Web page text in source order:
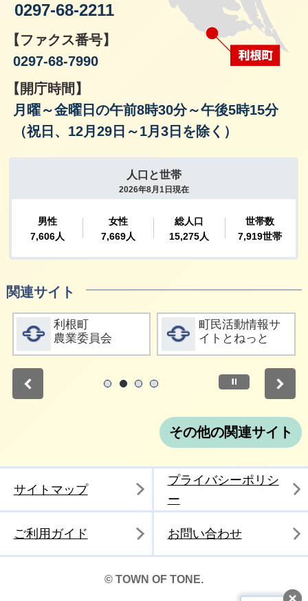
0297-68-2211
【ファクス番号】
0297-68-7990
【開庁時間】
月曜～金曜日の午前8時30分～午後5時15分
（祝日、12月29日～1月3日を除く）
関連サイト
詳細をみる
利根町
農業委員会
詳細をみる
町民活動情報サ
イトとねっと
停止
その他の関連サイト
サイトマップ
プライバシーポリシ
ー
ご利用ガイド お問い合わせ
© TOWN OF TONE.